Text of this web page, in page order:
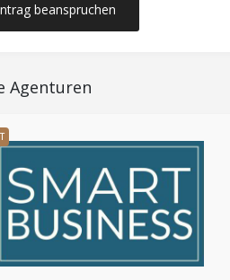
beanspruchen
Agenturen